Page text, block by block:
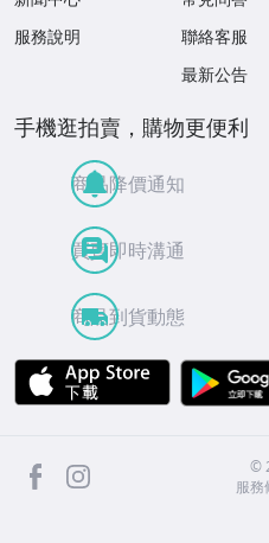
服務說明
聯絡客服
最新公告
手機逛拍賣，購物更便利
商品降價通知
買賣即時溝通
商品到貨動態
APP Store
facebook ©
服務